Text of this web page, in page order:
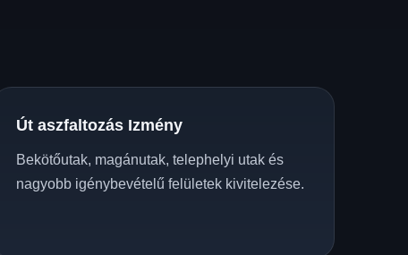
Út aszfaltozás Izmény
Bekötőutak, magánutak, telephelyi utak és
nagyobb igénybevételű felületek kivitelezése.